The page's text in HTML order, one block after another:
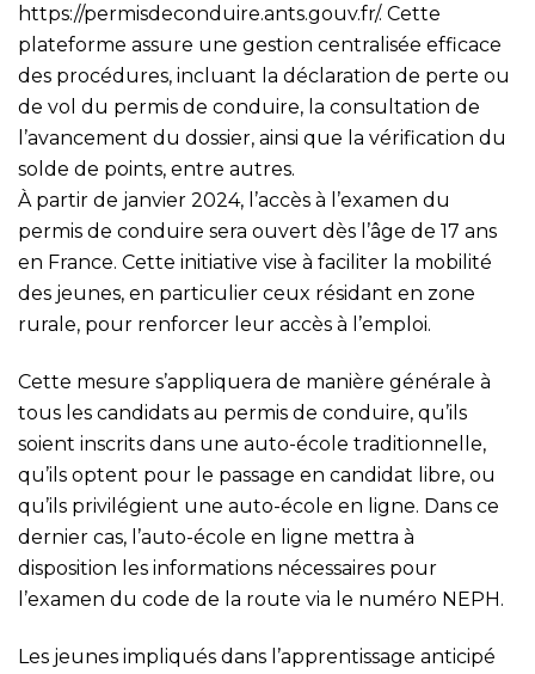
https://permisdeconduire.ants.gouv.fr/. Cette
plateforme assure une gestion centralisée efficace
des procédures, incluant la déclaration de perte ou
de vol du permis de conduire, la consultation de
l’avancement du dossier, ainsi que la vérification du
solde de points, entre autres.
À partir de janvier 2024, l’accès à l’examen du
permis de conduire sera ouvert dès l’âge de 17 ans
en France. Cette initiative vise à faciliter la mobilité
des jeunes, en particulier ceux résidant en zone
rurale, pour renforcer leur accès à l’emploi.
Cette mesure s’appliquera de manière générale à
tous les candidats au permis de conduire, qu’ils
soient inscrits dans une auto-école traditionnelle,
qu’ils optent pour le passage en candidat libre, ou
qu’ils privilégient une auto-école en ligne. Dans ce
dernier cas, l’auto-école en ligne mettra à
disposition les informations nécessaires pour
l’examen du code de la route via le numéro NEPH.
Les jeunes impliqués dans l’apprentissage anticipé